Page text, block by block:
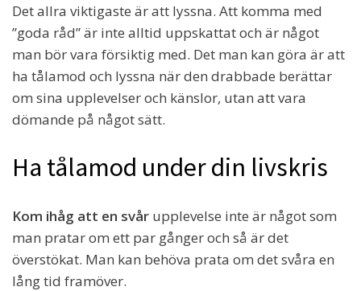
Det allra viktigaste är att lyssna. Att komma med
”goda råd” är inte alltid uppskattat och är något
man bör vara försiktig med. Det man kan göra är att
ha tålamod och lyssna när den drabbade berättar
om sina upplevelser och känslor, utan att vara
dömande på något sätt.
Ha tålamod under din livskris
Kom ihåg att en svår upplevelse inte är något som
man pratar om ett par gånger och så är det
överstökat. Man kan behöva prata om det svåra en
lång tid framöver.